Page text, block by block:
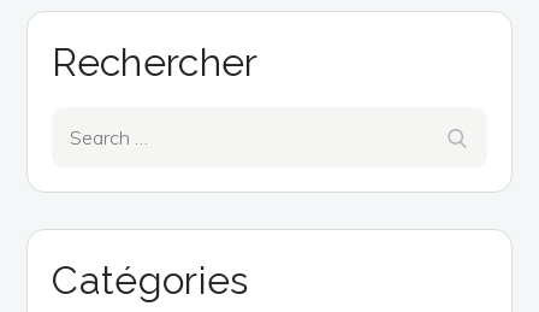
Rechercher
Catégories